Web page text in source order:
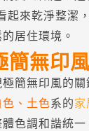
起來乾淨整潔
居住環境。
簡無印
簡無印風的
、土色系的家
色調和諧統一